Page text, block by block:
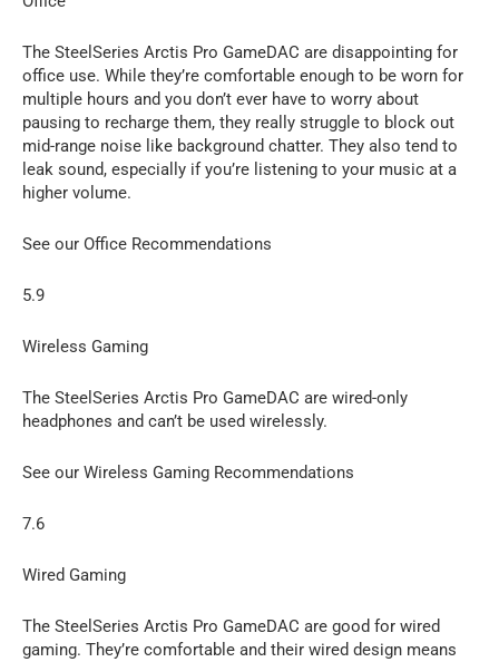
The SteelSeries Arctis Pro GameDAC are disappointing for
office use. While they’re comfortable enough to be worn for
multiple hours and you don’t ever have to worry about
pausing to recharge them, they really struggle to block out
mid-range noise like background chatter. They also tend to
leak sound, especially if you’re listening to your music at a
higher volume.
See our Office Recommendations
5.9
Wireless Gaming
The SteelSeries Arctis Pro GameDAC are wired-only
headphones and can’t be used wirelessly.
See our Wireless Gaming Recommendations
7.6
Wired Gaming
The SteelSeries Arctis Pro GameDAC are good for wired
gaming. They’re comfortable and their wired design means